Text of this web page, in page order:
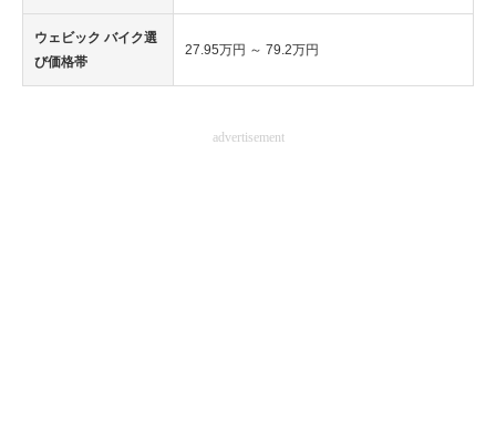
ウェビック バイク選
び価格帯
27.95万円 ～ 79.2万円
advertisement